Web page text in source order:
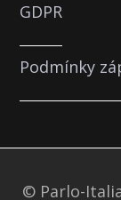
GDPR
Podmínky
© Parlo-